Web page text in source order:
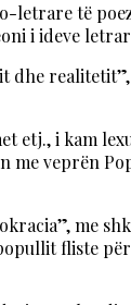
letrare të
i ideve
etj., i kam
veprën
me
fliste